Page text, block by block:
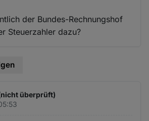
der Bundes-Rechnungshof
Steuerzahler dazu?
überprüft)